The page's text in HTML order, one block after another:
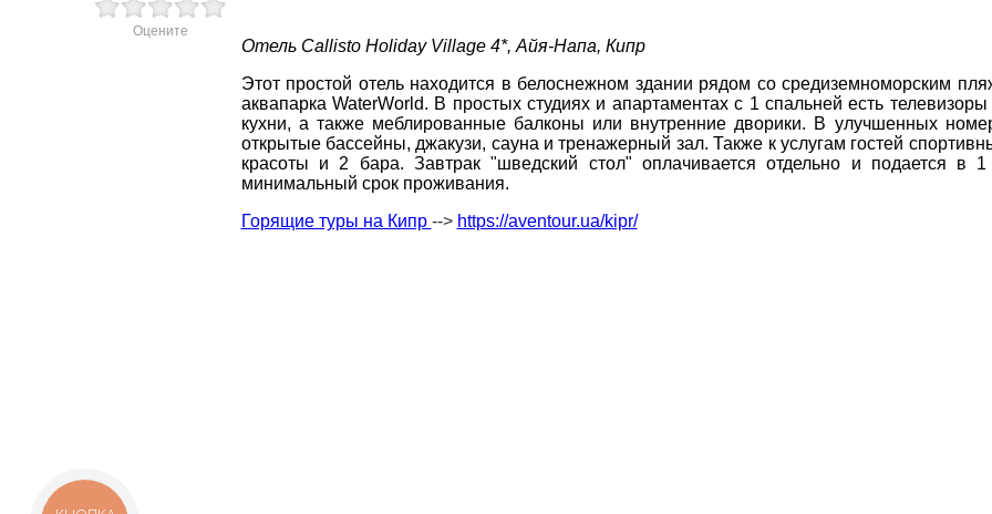
Запоріжжя
пр. Соборний 216
+38 (067) 180-32-43,
+38 (099) 180-32-43,
+38 (093) 180-32-43,
0800 33 01 80
Пн. - Пт. 9:00 - 18:00
Оцените
Отель Callisto Holiday Village 4*, Айя-Напа, Кипр
Этот простой отель находится в белоснежном здании рядом со средиземноморским
аквапарка WaterWorld. В простых студиях и апартаментах с 1 спальней есть
кухни, а также меблированные балконы или внутренние дворики. В улучшенных
открытые бассейны, джакузи, сауна и тренажерный зал. Также к услугам гостей
красоты и 2 бара. Завтрак "шведский стол" оплачивается отдельно и подается в
минимальный срок проживания.
Горящие туры на Кипр --> https://aventour.ua/kipr/
ВАШЕ ІМ'Я
E-MAIL
ДЕ ПРОЖИВАЄТЕ